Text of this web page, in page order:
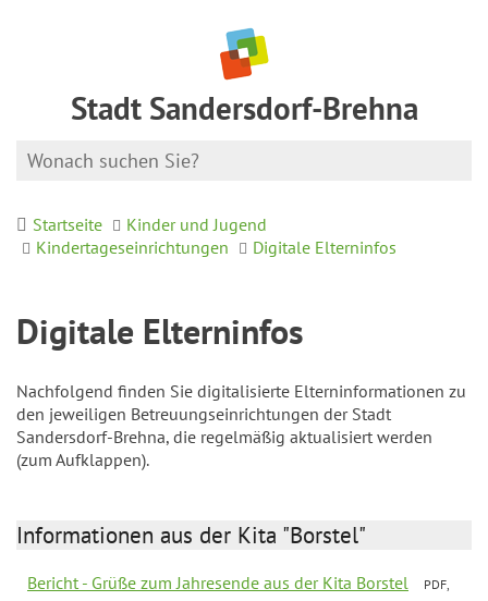
Stadt Sandersdorf-Brehna
Startseite
Kinder und Jugend
Kindertageseinrichtungen
Digitale Elterninfos
Digitale Elterninfos
Nachfolgend finden Sie digitalisierte Elterninformationen zu
den jeweiligen Betreuungseinrichtungen der Stadt
Sandersdorf-Brehna, die regelmäßig aktualisiert werden
(zum Aufklappen).
Informationen aus der Kita "Borstel"
Bericht - Grüße zum Jahresende aus der Kita Borstel
PDF,